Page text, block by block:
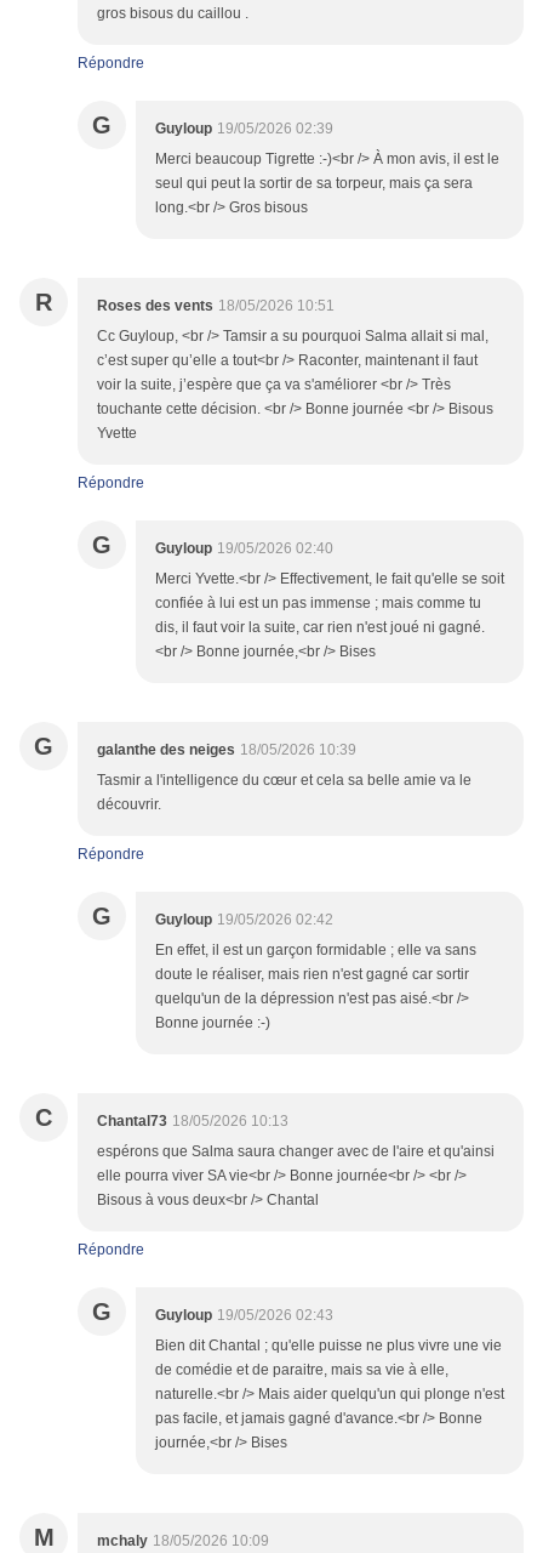
gros bisous du caillou .
Répondre
G Guyloup 19/05/2026 02:39
Merci beaucoup Tigrette :-)<br /> À mon avis, il est le
seul qui peut la sortir de sa torpeur, mais ça sera
long.<br /> Gros bisous
R Roses des vents 18/05/2026 10:51
Cc Guyloup, <br /> Tamsir a su pourquoi Salma allait si mal,
c’est super qu’elle a tout<br /> Raconter, maintenant il faut
voir la suite, j’espère que ça va s'améliorer <br /> Très
touchante cette décision. <br /> Bonne journée <br /> Bisous
Yvette
Répondre
G Guyloup 19/05/2026 02:40
Merci Yvette.<br /> Effectivement, le fait qu'elle se soit
confiée à lui est un pas immense ; mais comme tu
dis, il faut voir la suite, car rien n'est joué ni gagné.
<br /> Bonne journée,<br /> Bises
G galanthe des neiges 18/05/2026 10:39
Tasmir a l'intelligence du cœur et cela sa belle amie va le
découvrir.
Répondre
G Guyloup 19/05/2026 02:42
En effet, il est un garçon formidable ; elle va sans
doute le réaliser, mais rien n'est gagné car sortir
quelqu'un de la dépression n'est pas aisé.<br />
Bonne journée :-)
C Chantal73 18/05/2026 10:13
espérons que Salma saura changer avec de l'aire et qu'ainsi
elle pourra viver SA vie<br /> Bonne journée<br /> <br />
Bisous à vous deux<br /> Chantal
Répondre
G Guyloup 19/05/2026 02:43
Bien dit Chantal ; qu'elle puisse ne plus vivre une vie
de comédie et de paraitre, mais sa vie à elle,
naturelle.<br /> Mais aider quelqu'un qui plonge n'est
pas facile, et jamais gagné d'avance.<br /> Bonne
journée,<br /> Bises
M mchaly 18/05/2026 10:09